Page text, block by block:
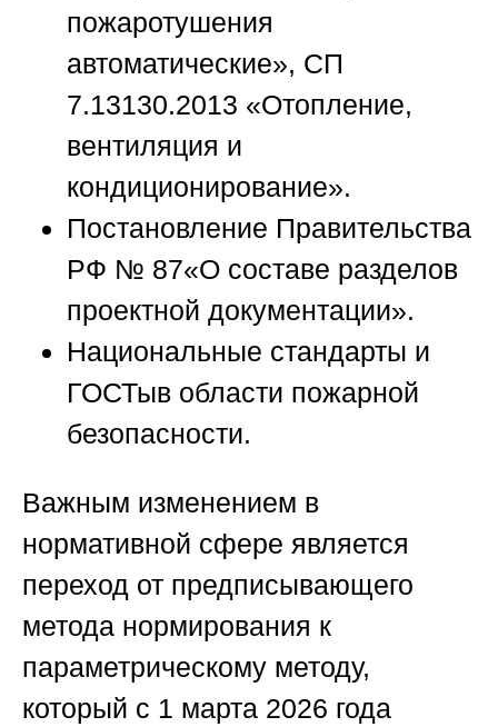
пожаротушения
автоматические», СП
7.13130.2013 «Отопление,
вентиляция и
кондиционирование».
Постановление Правительства
РФ № 87«О составе разделов
проектной документации».
Национальные стандарты и
ГОСТыв области пожарной
безопасности.
Важным изменением в
нормативной сфере является
переход от предписывающего
метода нормирования к
параметрическому методу,
который с 1 марта 2026 года